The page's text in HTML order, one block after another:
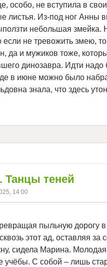
особо, не вступила в
листья. Из-под ног Анны
небольшая змейка.
не тревожить змею,
да и мужиков тоже,
динозавра. Идти
в июне можно было
знала, что здесь
Танцы теней
14:00
пыльную дорогу
этот ад, оставляя
сидела Марина.
учёбы. С собой – лишь